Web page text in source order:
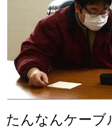
たんなんケー